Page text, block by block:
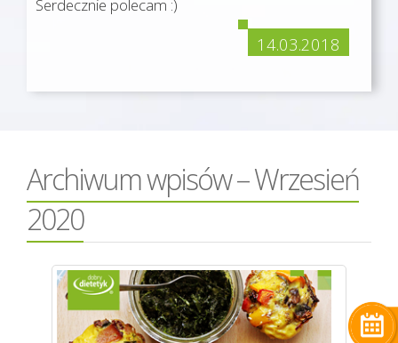
Serdecznie polecam :)
14.03.2018
Archiwum wpisów – Wrzesień
2020